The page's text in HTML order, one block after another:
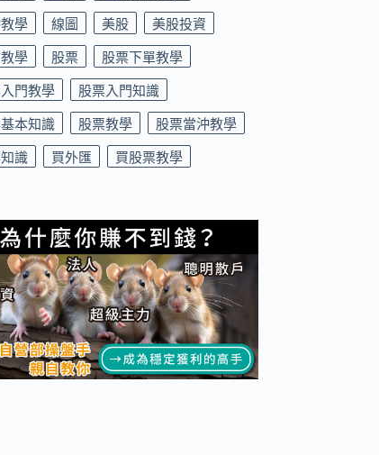
學 線圖 美股 美股投資
學 股票 股票下單教學
門教學 股票入門知識
本知識 股票教學 股票當沖教學
識 買外匯 買股票教學